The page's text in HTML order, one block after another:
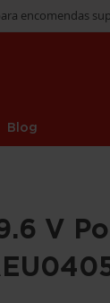
encomendas
Blog
V